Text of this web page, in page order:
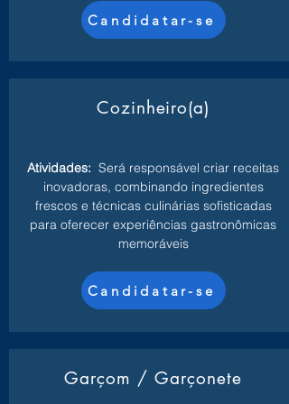
Candidatar-se
Cozinheiro(a)
Atividades: Será responsável criar receitas
inovadoras, combinando ingredientes
frescos e técnicas culinárias sofisticadas
para oferecer experiências gastronômicas
memoráveis
Candidatar-se
Garçom / Garçonete